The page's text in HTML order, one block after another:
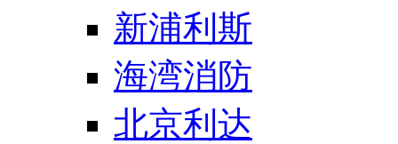
新浦利斯
海湾消防
北京利达